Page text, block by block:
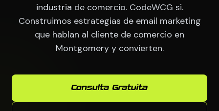
industria de comercio. CodeWCG si.
Construimos estrategias de email marketing
que hablan al cliente de comercio en
Montgomery y convierten.
Consulta Gratuita